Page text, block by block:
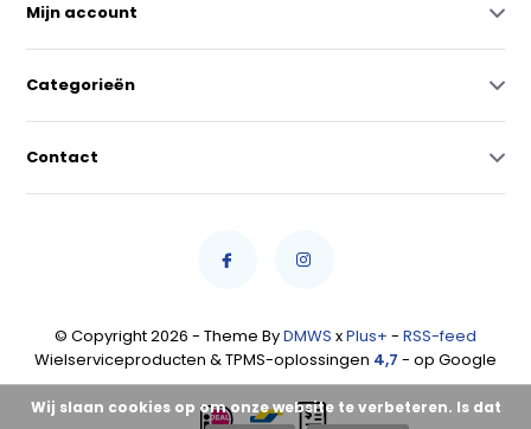
Mijn account
Categorieën
Contact
© Copyright 2026 - Theme ByDMWS xPlus+ - RSS-feed
Wielserviceproducten & TPMS-oplossingen 4,7 - op Google
Wij slaan cookies op om onze website te verbeteren. Is dat